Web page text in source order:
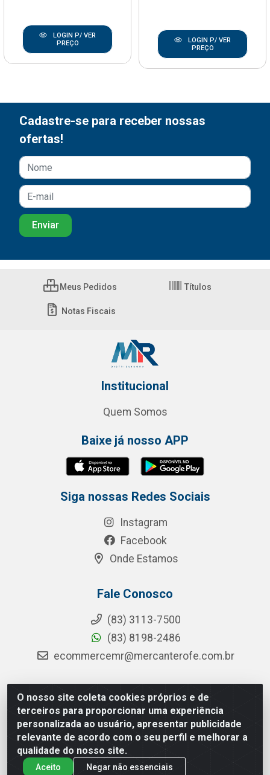
LOGIN P/ VER
PREÇO
LOGIN P/ VER
PREÇO
O nosso site coleta cookies próprios e de
terceiros para proporcionar uma experiência
personalizada ao usuário, apresentar publicidade
relevante de acordo com o seu perfil e melhorar a
qualidade do nosso site.
Aceito Negar não essenciais
Cadastre-se para receber nossas
ofertas!
Meus Pedidos Títulos
Notas Fiscais
Institucional
Quem Somos
Baixe já nosso APP
Siga nossas Redes Sociais
Instagram
Facebook
Onde Estamos
Fale Conosco
(83) 3113-7500
(83) 8198-2486
ecommercemr@mercanterofe.com.br
MR Distribuidora - Rua Hortêncio Ribeiro de Luna, 3777 -
Distrito Industrial, João Pessoa/PB - CEP 58081-400 -
CNPJ 35.428.312/0001-85